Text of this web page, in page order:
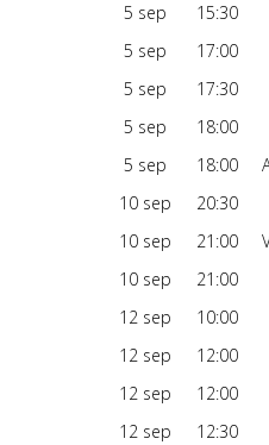
5 sep
15:30
5 sep
17:00
5 sep
17:30
5 sep
18:00
5 sep
18:00
10 sep
20:30
10 sep
21:00
10 sep
21:00
12 sep
10:00
12 sep
12:00
12 sep
12:00
12 sep
12:30